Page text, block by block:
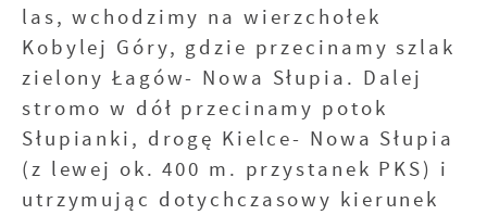
las, wchodzimy na wierzchołek
Kobylej Góry, gdzie przecinamy szlak
zielony Łagów- Nowa Słupia. Dalej
stromo w dół przecinamy potok
Słupianki, drogę Kielce- Nowa Słupia
(z lewej ok. 400 m. przystanek PKS) i
utrzymując dotychczasowy kierunek